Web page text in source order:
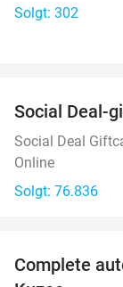
Solgt: 302
Social Deal-
Social Deal
Online
Solgt: 76.836
Complete